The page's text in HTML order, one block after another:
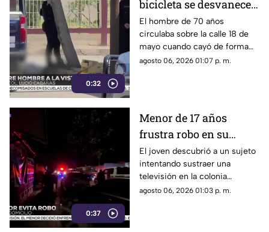
0:32
bicicleta se desvanece y
pierde la vida en la
colonia Lucio Cabañas
El hombre de 70 años
circulaba sobre la calle 18 de
mayo cuando cayó de forma
repentina; paramédicos
agosto 06, 2026 01:07 p. m.
0:37
Menor de 17 años
frustra robo en su
domicilio de
Cuauhtémoc; resulta
herido de la mano
El joven descubrió a un sujeto
intentando sustraer una
televisión en la colonia
Reforma; tras forcejear con el
agosto 06, 2026 01:03 p. m.